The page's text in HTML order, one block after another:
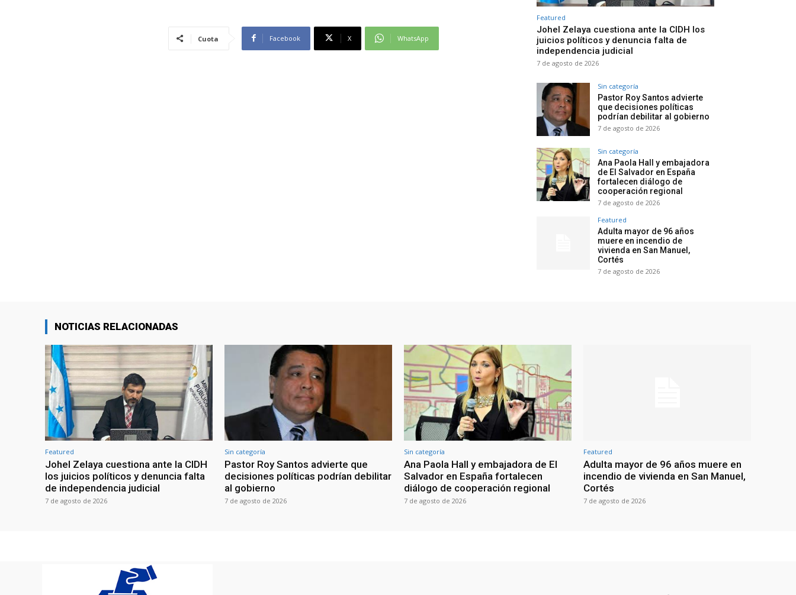
Cuota Facebook X WhatsApp
Featured
Johel Zelaya cuestiona ante la CIDH los
juicios políticos y denuncia falta de
independencia judicial
7 de agosto de 2026
Sin categoría
Pastor Roy Santos advierte
que decisiones políticas
podrían debilitar al gobierno
7 de agosto de 2026
Sin categoría
Ana Paola Hall y embajadora
de El Salvador en España
fortalecen diálogo de
cooperación regional
7 de agosto de 2026
Featured
Adulta mayor de 96 años
muere en incendio de
vivienda en San Manuel,
Cortés
7 de agosto de 2026
NOTICIAS RELACIONADAS
Featured
Johel Zelaya cuestiona ante la CIDH
los juicios políticos y denuncia falta
de independencia judicial
7 de agosto de 2026
Sin categoría
Pastor Roy Santos advierte que
decisiones políticas podrían debilitar
al gobierno
7 de agosto de 2026
Sin categoría
Ana Paola Hall y embajadora de El
Salvador en España fortalecen
diálogo de cooperación regional
7 de agosto de 2026
Featured
Adulta mayor de 96 años muere en
incendio de vivienda en San Manuel,
Cortés
7 de agosto de 2026